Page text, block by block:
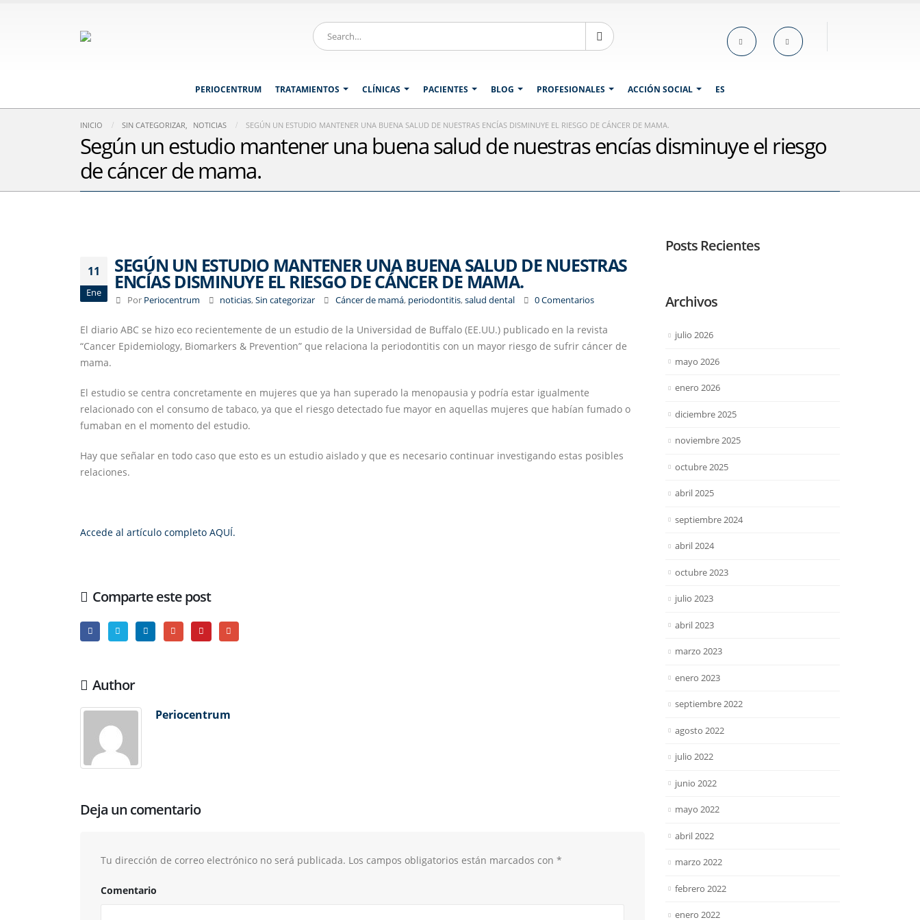
PERIOCENTRUM TRATAMIENTOS CLÍNICAS PACIENTES BLOG PROFESIONALES ACCIÓN SOCIAL ES
INICIO SIN CATEGORIZAR, NOTICIAS SEGÚN UN ESTUDIO MANTENER UNA BUENA SALUD DE NUESTRAS ENCÍAS DISMINUYE EL RIESGO DE CÁNCER DE MAMA.
Según un estudio mantener una buena salud de nuestras encías disminuye el riesgo
de cáncer de mama.
11
Ene
SEGÚN UN ESTUDIO MANTENER UNA BUENA SALUD DE NUESTRAS
ENCÍAS DISMINUYE EL RIESGO DE CÁNCER DE MAMA.
Por Periocentrum noticias,Sin categorizar Cáncer de mamá, periodontitis,salud dental 0 Comentarios
El diario ABC se hizo eco recientemente de un estudio de la Universidad de Buffalo (EE.UU.) publicado en la revista
“Cancer Epidemiology, Biomarkers & Prevention” que relaciona la periodontitis con un mayor riesgo de sufrir cáncer de
mama.
El estudio se centra concretamente en mujeres que ya han superado la menopausia y podría estar igualmente
relacionado con el consumo de tabaco, ya que el riesgo detectado fue mayor en aquellas mujeres que habían fumado o
fumaban en el momento del estudio.
Hay que señalar en todo caso que esto es un estudio aislado y que es necesario continuar investigando estas posibles
relaciones.
Accede al artículo completo AQUÍ.
Comparte este post
Author
Periocentrum
Deja un comentario
Tu dirección de correo electrónico no será publicada. Los campos obligatorios están marcados con *
Comentario
Posts Recientes
Archivos
julio 2026
mayo 2026
enero 2026
diciembre 2025
noviembre 2025
octubre 2025
abril 2025
septiembre 2024
abril 2024
octubre 2023
julio 2023
abril 2023
marzo 2023
enero 2023
septiembre 2022
agosto 2022
julio 2022
junio 2022
mayo 2022
abril 2022
marzo 2022
febrero 2022
enero 2022